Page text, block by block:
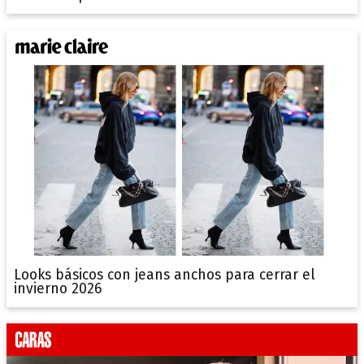
Looks básicos con jeans anchos para cerrar el
invierno 2026